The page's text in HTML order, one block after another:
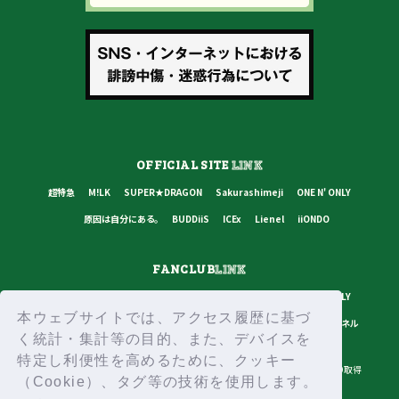
本ウェブサイトでは、アクセス履歴に基づ
く統計・集計等の目的、また、デバイスを
特定し利便性を高めるために、クッキー
（Cookie）、タグ等の技術を使用します。
OFFICIAL SITELINK
超特急 M!LK SUPER★DRAGON Sakurashimeji
ONE N' ONLY
原因は自分にある。
BUDDiiS ICEx Lienel iiONDO
FANCLUBLINK
ONE N' ONLY
原因は自分にある。
BUDDiiS ICEx Lienel スターダストチャンネル
プライバシーポリシー ご利用規約 推奨環境 ヘルプ・お問い合わせ
ID取得